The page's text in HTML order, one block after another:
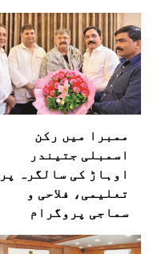
ممبرا میں رکن
اسمبلی جتیندر
اوہاڑ کی سالگرہ پر
تعلیمی، فلاحی و
سماجی پروگرام